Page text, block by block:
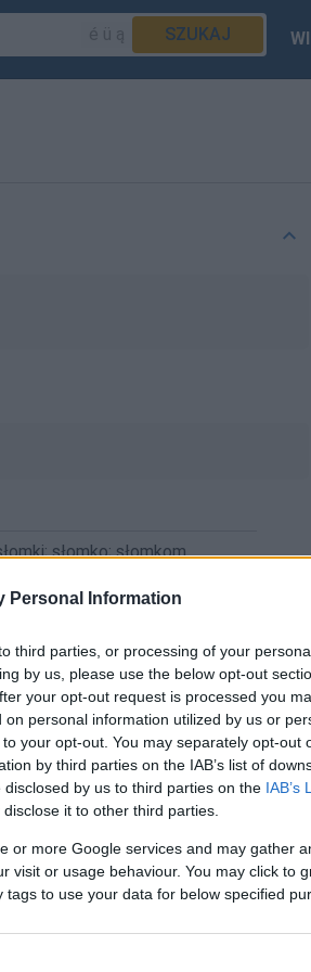
Personal Information
third parties, or processing of your
by us, please use the below opt-out
your opt-out request is processed you
personal information utilized by us or
your opt-out. You may separately opt-out
by third parties on the IAB’s list of
by us to third parties on the IAB’s
it to other third parties.
or more Google services and may gather
visit or usage behaviour. You may click to
to use your data for below specified
SZUKAJ
słomko; słomkom